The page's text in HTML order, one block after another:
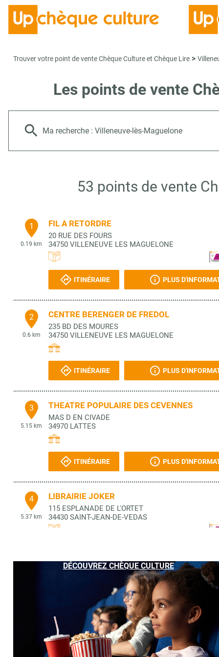
Trouver votre point de vente Chèque Culture et Chèque Lire >
Les points de vente
Ma recherche : Villeneuve-lès-Maguelone
53 points de vente
1
0.19 km
FIL A RETORDRE
20 RUE DES FOURS
34750 VILLENEUVE LES MAGUELONE
ITINÉRAIRE PLUS
2
0.6 km
CENTRE BERENGER DE FREDOL
235 BD DES MOURES
34750 VILLENEUVE LES MAGUELONE
ITINÉRAIRE PLUS
3
5.15 km
THEATRE POPULAIRE DES CEVENNES
MAS D EN CIVADE
34970 LATTES
ITINÉRAIRE PLUS
4
5.37 km
LIBRAIRIE JOKER
115 ESPLANADE DE L'ORTET
34430 SAINT-JEAN-DE-VEDAS
A2MIMO EDITION
1 AVENUE DU POILU
MIREVAL
ITINÉRAIRE PLUS
DÉCOUVREZ CHÈQUE CULTURE